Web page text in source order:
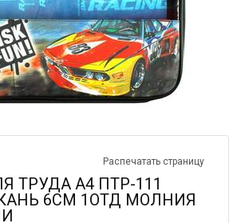
Распечатать страницу
ТРУДА А4 ПТР-111
6СМ 1ОТД МОЛНИЯ